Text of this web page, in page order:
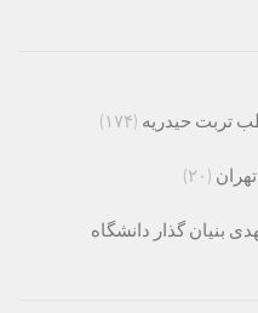
تربت حیدریه (۱۷۴)
(۲۰)
بنیان گذار دانشگاه